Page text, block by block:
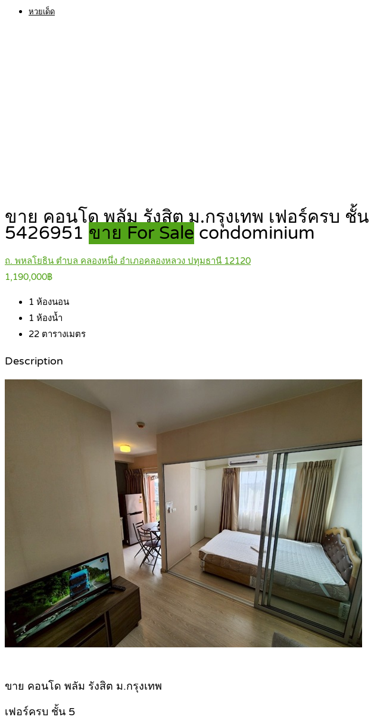
หวยเด็ด
ขาย คอนโด พลัม รังสิต ม.กรุงเทพ เฟอร์ครบ ชั้
5426951 ขาย For Sale condominium
ถ. พหลโยธิน ตำบล คลองหนึ่ง อำเภอคลองหลวง ปทุมธานี 12120
1,190,000฿
1 ห้องนอน
1 ห้องน้ำ
22 ตารางเมตร
Description
ขาย คอนโด พลัม รังสิต ม.กรุงเทพ
เฟอร์ครบ ชั้น 5